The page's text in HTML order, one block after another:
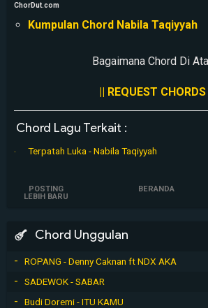
ChorDut.com
Kumpulan Chord Nabila Taqiyyah
Bagaimana Chord Di
|| REQUEST CHORDS
Chord Lagu Terkait :
Terpatah Luka - Nabila Taqiyyah
POSTING
LEBIH BARU
BERANDA
Chord Unggulan
ROPANG - Denny Caknan ft NDX AKA
SADEWOK - SABAR
Budi Doremi - ITU KAMU